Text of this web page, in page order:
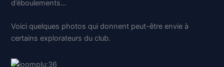
d’éboulements…
Voici quelques photos qui donnent peut-être envie à
certains explorateurs du club.